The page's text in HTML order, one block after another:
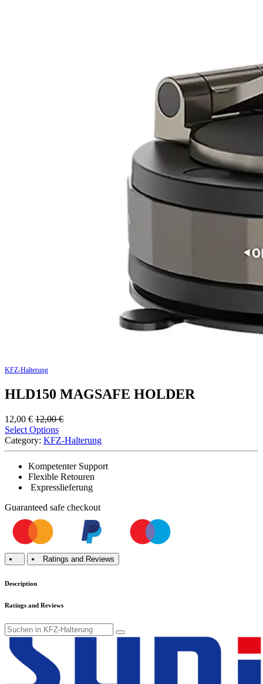
KFZ-Halterung
HLD150 MAGSAFE HOLDER
12,00 € 12,00€
Select Options
Category: KFZ-Halterung
Kompetenter Support
Flexible Retouren
Expresslieferung
Guaranteed safe checkout
Ratings and Reviews
Description
Ratings and Reviews